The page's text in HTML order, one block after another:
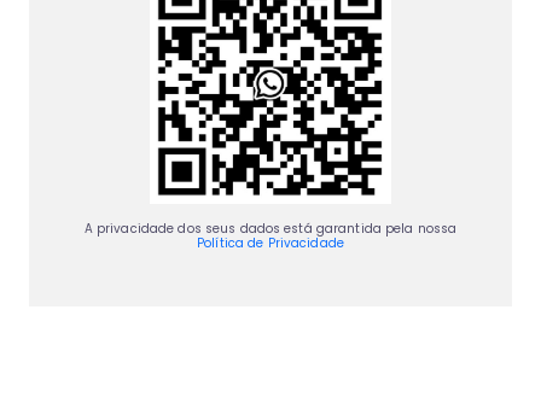
A privacidade dos seus dados está garantida pela nossa
Política de Privacidade